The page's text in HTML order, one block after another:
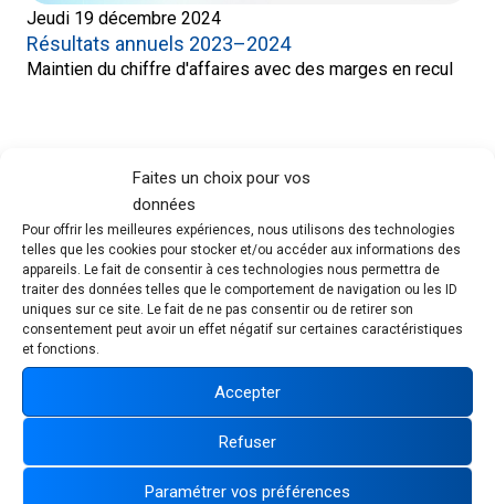
Faites un choix pour vos
données
Pour offrir les meilleures expériences, nous utilisons des technologies
telles que les cookies pour stocker et/ou accéder aux informations des
appareils. Le fait de consentir à ces technologies nous permettra de
traiter des données telles que le comportement de navigation ou les ID
uniques sur ce site. Le fait de ne pas consentir ou de retirer son
consentement peut avoir un effet négatif sur certaines caractéristiques
et fonctions.
Accepter
Refuser
Paramétrer vos préférences
Jeudi 19 décembre 2024
Résultats annuels 2023–2024
Maintien du chiffre d'affaires avec des marges en recul
Suivez-nous :